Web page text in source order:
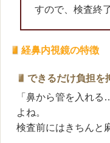
すので、検査終
経鼻内視鏡の特徴
できるだけ負担を
「鼻から管を入れ
よね。
検査前にはきちんと